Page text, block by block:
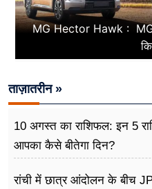
MG Hector Hawk : MG
ताज़ातरीन »
10 अगस्त का राशिफल: इन 5
आपका कैसे बीतेगा दिन?
रांची में छात्र आंदोलन के बीच